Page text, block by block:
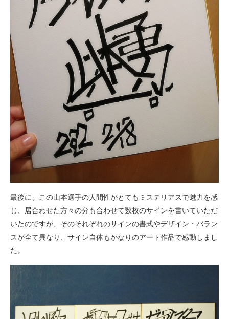
最後に、この山本選手の人間性がとてもミステリアスで魅力を感
じ、居合わせた方々の分も合わせて数枚のサインを書いていただ
いたのですが、そのそれぞれのサインの書式やデザイン・バラン
スが全て異なり、サイン自体もかなりのアート作品で感動しまし
た。